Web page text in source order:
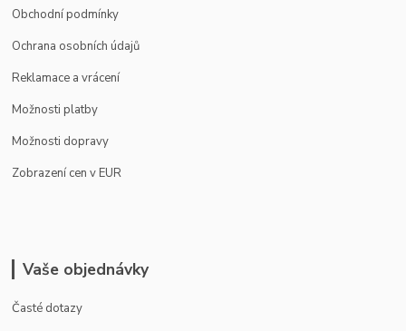
Obchodní podmínky
Ochrana osobních údajů
Reklamace a vrácení
Možnosti platby
Možnosti dopravy
Zobrazení cen v EUR
Vaše objednávky
Časté dotazy